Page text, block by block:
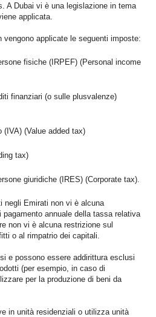
A Dubai vi è una legislazione in tema
applicata.
vengono applicate le seguenti imposte:
fisiche (IRPEF) (Personal income
finanziari (o sulle plusvalenze)
(IVA) (Value added tax)
tax)
giuridiche (IRES) (Corporate tax).
negli Emirati non vi è alcuna
pagamento annuale della tassa relativa
non vi è alcuna restrizione sul
o al rimpatrio dei capitali.
e possono essere addirittura esclusi
(per esempio, in caso di
per la produzione di beni da
in unità residenziali o utilizza unità